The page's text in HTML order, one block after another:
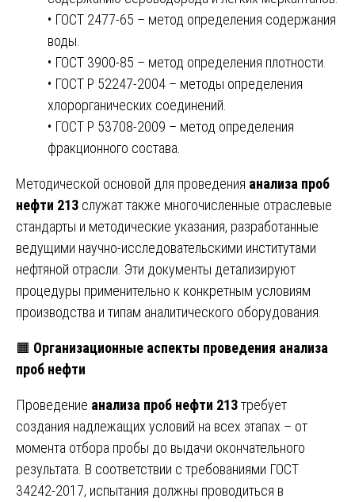
• ГОСТ 2477-65 – метод определения содержания
воды.
• ГОСТ 3900-85 – метод определения плотности.
• ГОСТ Р 52247-2004 – методы определения
хлорорганических соединений.
• ГОСТ Р 53708-2009 – метод определения
фракционного состава.
Методической основой для проведения анализа проб
нефти 213 служат также многочисленные отраслевые
стандарты и методические указания, разработанные
ведущими научно-исследовательскими институтами
нефтяной отрасли. Эти документы детализируют
процедуры применительно к конкретным условиям
производства и типам аналитического оборудования.
🟧 Организационные аспекты проведения анализа
проб нефти
Проведение анализа проб нефти 213требует
создания надлежащих условий на всех этапах – от
момента отбора пробы до выдачи окончательного
результата. В соответствии с требованиями ГОСТ
34242-2017, испытания должны проводиться в